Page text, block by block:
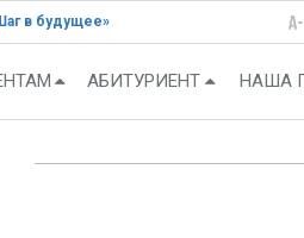
в будущее»
АБИТУРИЕНТ НАША